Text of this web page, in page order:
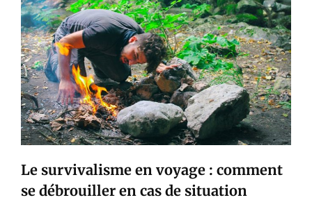
Le survivalisme en voyage : comment
se débrouiller en cas de situation